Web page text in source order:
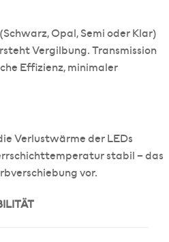
Opal, Semi oder Klar)
Vergilbung. Transmission
Effizienz, minimaler
Verlustwärme der LEDs
stabil – das
vor.